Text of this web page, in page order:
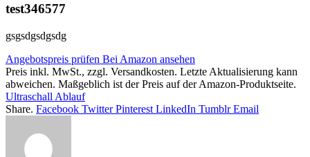
test346577
gsgsdgsdgsdg
Angebotspreis prüfen Bei Amazon ansehen
Preis inkl. MwSt., zzgl. Versandkosten. Letzte Aktualisierung kann
abweichen. Maßgeblich ist der Preis auf der Amazon-Produktseite.
Ultraschall Ablauf
Share. Facebook Twitter Pinterest LinkedIn Tumblr Email